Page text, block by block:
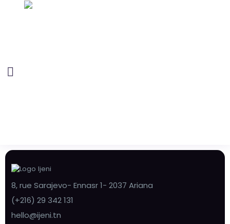
8, rue Sarajevo- Ennasr 1- 2037 Ariana
(+216) 29 342 131
hello@ijeni.tn